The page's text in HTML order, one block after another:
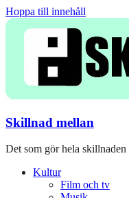
Hoppa till innehåll
Skillnad mellan
Det som gör hela skillnaden
Kultur
Film och tv